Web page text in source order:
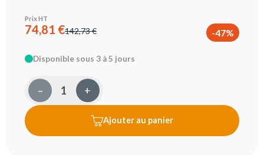
Prix HT
74,81 €142,73 € -47%
Disponible sous 3 à 5 jours
– +
Ajouter au panier